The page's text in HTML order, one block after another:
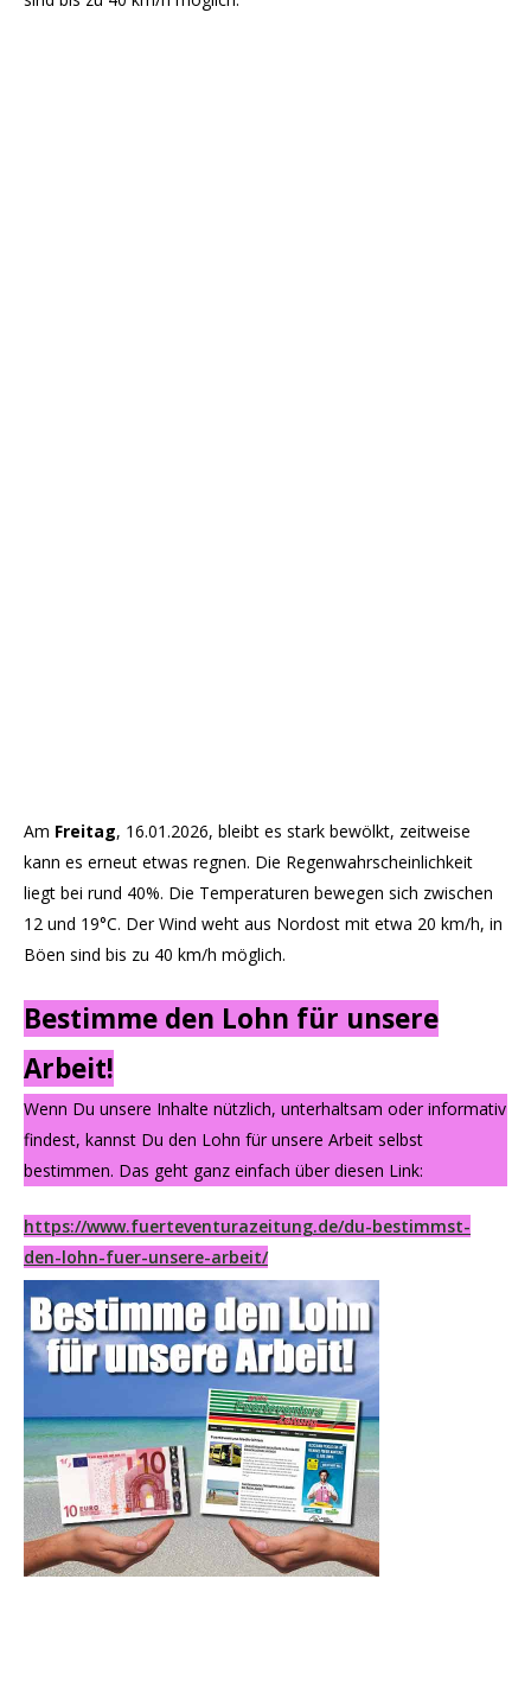
Am Freitag, 16.01.2026, bleibt es stark bewölkt, zeitweise
kann es erneut etwas regnen. Die Regenwahrscheinlichkeit
liegt bei rund 40%. Die Temperaturen bewegen sich zwischen
12 und 19°C. Der Wind weht aus Nordost mit etwa 20 km/h, in
Böen sind bis zu 40 km/h möglich.
Bestimme den Lohn für unsere
Arbeit!
Wenn Du unsere Inhalte nützlich, unterhaltsam oder informativ
findest, kannst Du den Lohn für unsere Arbeit selbst
bestimmen. Das geht ganz einfach über diesen Link:
https://www.fuerteventurazeitung.de/du-bestimmst-
den-lohn-fuer-unsere-arbeit/